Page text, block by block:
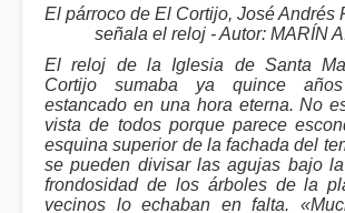
El párroco de El Cortijo, José Andrés
señala el reloj - Autor: MARÍN
El reloj de la Iglesia de Santa
Cortijo sumaba ya quince años
estancado en una hora eterna. No
vista de todos porque parece
esquina superior de la fachada del
se pueden divisar las agujas bajo
frondosidad de los árboles de la
vecinos lo echaban en falta.